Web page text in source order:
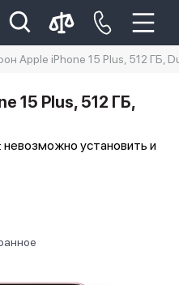
14
Apple iPhone 15 Plus, 512 ГБ,
15 Plus, 512 ГБ,
установить и